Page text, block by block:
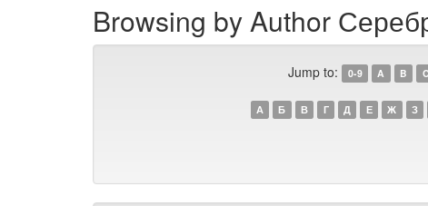
Browsing by Author
Jump to: 0-9 A B C
А Б В Г Д Е Ж З